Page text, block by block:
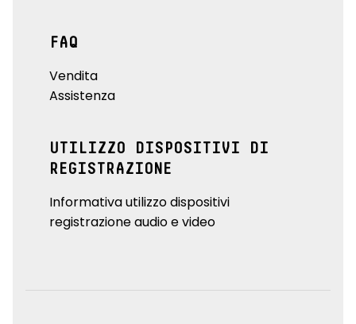
FAQ
Vendita
Assistenza
UTILIZZO DISPOSITIVI DI
REGISTRAZIONE
Informativa utilizzo dispositivi
registrazione audio e video